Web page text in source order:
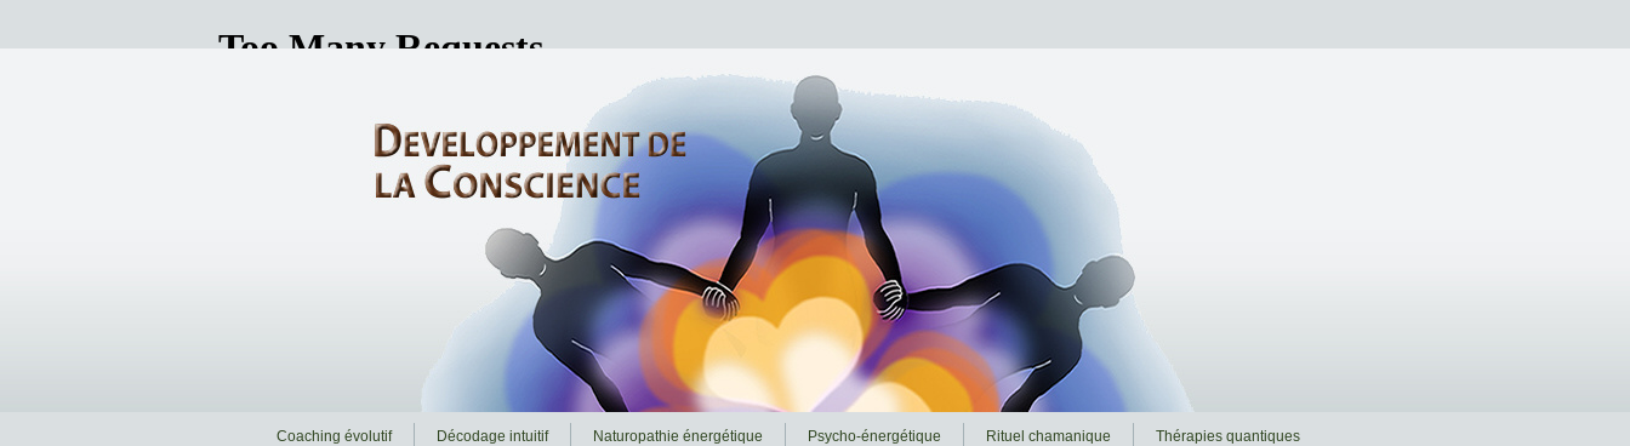
Coaching évolutif Décodage intuitif Naturopathie énergétique Psycho-énergétique Rituel chamanique Thérapies quantiques